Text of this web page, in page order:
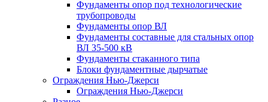
Фундаменты опор под технологические
трубопроводы
Фундаменты опор ВЛ
Фундаменты составные для стальных опор
ВЛ 35-500 кВ
Фундаменты стаканного типа
Блоки фундаментные дырчатые
Ограждения Нью-Джерси
Ограждения Нью-Джерси